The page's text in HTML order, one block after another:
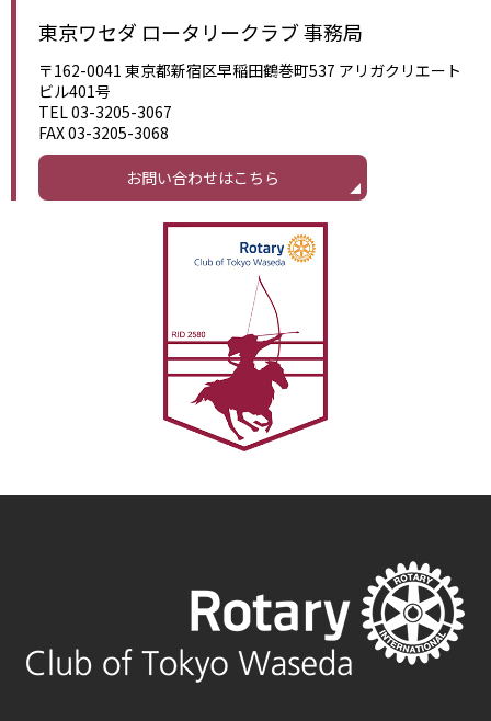
東京ワセダ ロータリークラブ 事務局
〒162-0041 東京都新宿区早稲田鶴巻町537 アリガクリエート
ビル401号
TEL 03-3205-3067
FAX 03-3205-3068
お問い合わせはこちら